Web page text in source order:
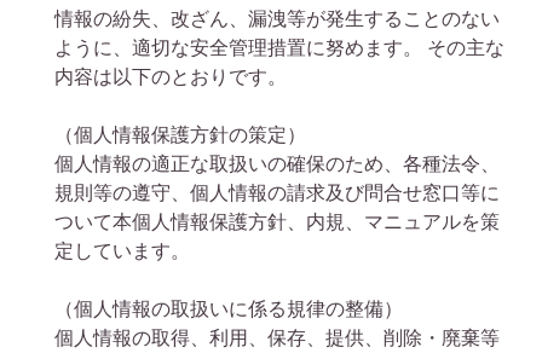
情報の紛失、改ざん、漏洩等が発生することのない
ように、適切な安全管理措置に努めます。 その主な
内容は以下のとおりです。
（個人情報保護方針の策定）
個人情報の適正な取扱いの確保のため、各種法令、
規則等の遵守、個人情報の請求及び問合せ窓口等に
ついて本個人情報保護方針、内規、マニュアルを策
定しています。
（個人情報の取扱いに係る規律の整備）
個人情報の取得、利用、保存、提供、削除・廃棄等